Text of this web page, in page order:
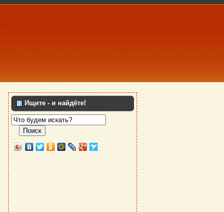
Ищите - и найдёте!
Поиск